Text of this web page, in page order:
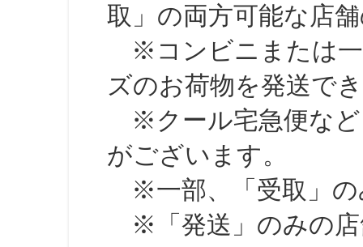
取」の両方可能な店
※コンビニまたは一
ズのお荷物を発送で
※クール宅急便など
がございます。
※一部、「受取」の
※「発送」のみの店